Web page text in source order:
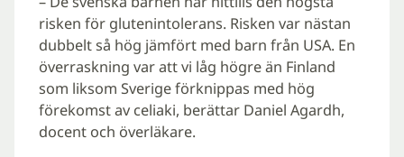
risken för glutenintolerans. Risken var nästan
dubbelt så hög jämfört med barn från USA. En
överraskning var att vi låg högre än Finland
som liksom Sverige förknippas med hög
förekomst av celiaki, berättar Daniel Agardh,
docent och överläkare.